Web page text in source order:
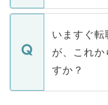
関を公にし
に、医療機
みを人材紹
ています。
定を承諾す
の辞退の連
個人情報が
で、ご安心
などで収集
ご本人のキ
支援を目的
ているすべ
いますぐ
が、これか
すか？